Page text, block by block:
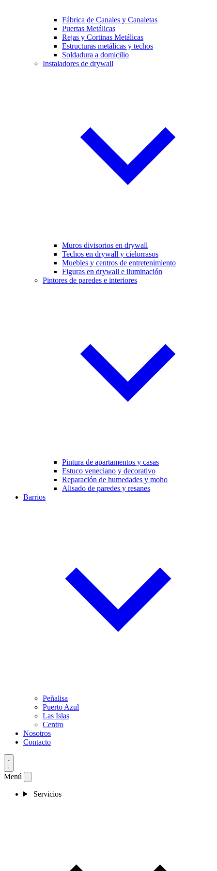
Fábrica de Canales y Canaletas
Puertas Metálicas
Rejas y Cortinas Metálicas
Estructuras metálicas y techos
Soldadura a domicilio
Instaladores de drywall
Muros divisorios en drywall
Techos en drywall y cielorrasos
Muebles y centros de entretenimiento
Figuras en drywall e iluminación
Pintores de paredes e interiores
Pintura de apartamentos y casas
Estuco veneciano y decorativo
Reparación de humedades y moho
Alisado de paredes y resanes
Barrios
Peñalisa
Puerto Azul
Las Islas
Centro
Nosotros
Contacto
Menú
Servicios